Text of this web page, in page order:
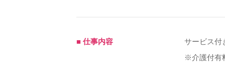
■ 仕事内容
サービス付
※介護付有